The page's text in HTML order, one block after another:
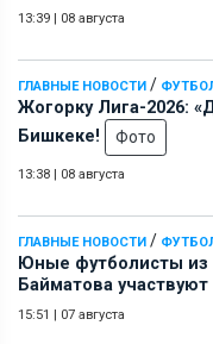
13:39 | 08 августа
ГЛАВНЫЕ НОВОСТИ /
Жогорку Лига-2026:
Бишкеке!
Фото
13:38 | 08 августа
ГЛАВНЫЕ НОВОСТИ /
Юные футболисты из
Байматова
15:51 | 07 августа